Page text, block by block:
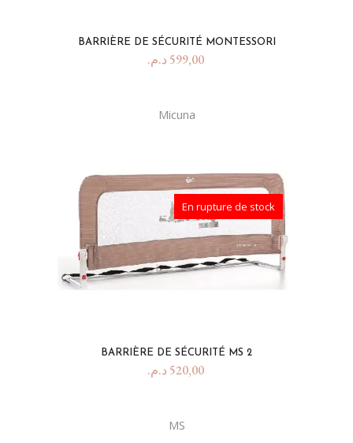
BARRIÈRE DE SÉCURITÉ MONTESSORI
599,00 د.م.
Micuna
En rupture de stock
BARRIÈRE DE SÉCURITÉ MS 2
520,00 د.م.
MS